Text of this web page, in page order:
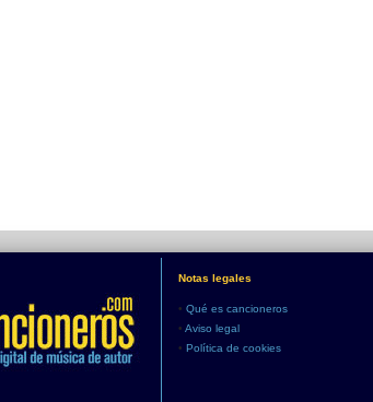
Notas legales
• Qué es cancioneros
• Aviso legal
• Política de cookies